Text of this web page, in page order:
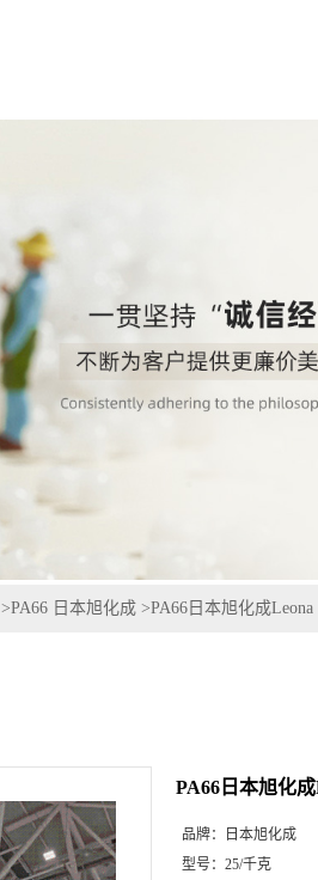
>PA66 日本旭化成 >PA66日本旭化成Leona
PA66日本旭化成
品牌：
日本旭化成
型号： 25/千克